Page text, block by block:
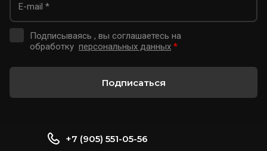
Подписываясь , вы соглашаетесь на
обработку персональных данных *
Подписаться
+7 (905) 551-05-56